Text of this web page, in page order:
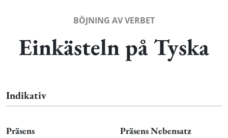
BÖJNING AV VERBET
Einkästeln på Tyska
Indikativ
Präsens Präsens Nebensatz